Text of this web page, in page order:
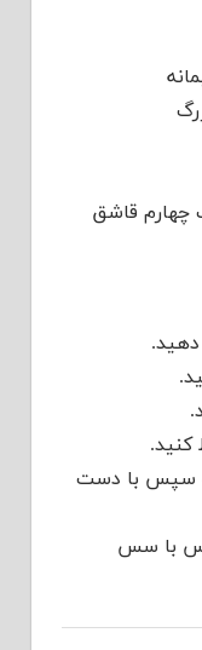
چهارم قاشق
کنید.
و سپس با دست
سپس با سس